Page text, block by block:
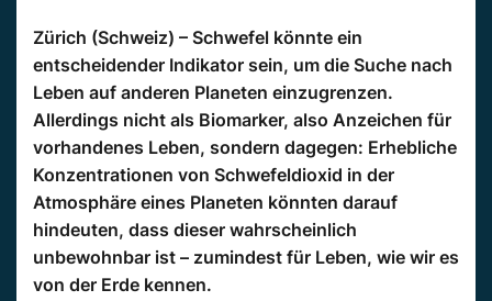
Zürich (Schweiz) – Schwefel könnte ein
entscheidender Indikator sein, um die Suche nach
Leben auf anderen Planeten einzugrenzen.
Allerdings nicht als Biomarker, also Anzeichen für
vorhandenes Leben, sondern dagegen: Erhebliche
Konzentrationen von Schwefeldioxid in der
Atmosphäre eines Planeten könnten darauf
hindeuten, dass dieser wahrscheinlich
unbewohnbar ist – zumindest für Leben, wie wir es
von der Erde kennen.